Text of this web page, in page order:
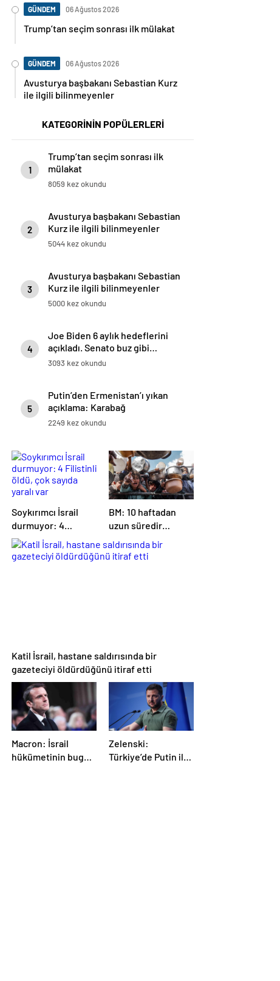
GÜNDEM 06 Ağustos 2026
Trump’tan seçim sonrası ilk mülakat
GÜNDEM 06 Ağustos 2026
Avusturya başbakanı Sebastian Kurz
ile ilgili bilinmeyenler
KATEGORİNİN POPÜLERLERİ
1
Trump’tan seçim sonrası ilk
mülakat
8059 kez okundu
2
Avusturya başbakanı Sebastian
Kurz ile ilgili bilinmeyenler
5044 kez okundu
3
Avusturya başbakanı Sebastian
Kurz ile ilgili bilinmeyenler
5000 kez okundu
4
Joe Biden 6 aylık hedeflerini
açıkladı. Senato buz gibi…
3093 kez okundu
5
Putin’den Ermenistan’ı yıkan
açıklama: Karabağ
Azerbaycan’ın ayrılmaz bir
2249 kez okundu
Soykırımcı İsrail
durmuyor: 4
Filistinli öldü, çok
sayıda yaralı var
BM: 10 haftadan
uzun süredir
Gazze’ye yiyecek,
ilaç, su, çadır
Katil İsrail, hastane saldırısında bir
gazeteciyi öldürdüğünü itiraf etti
Macron: İsrail
hükümetinin bugün
Zelenski:
Türkiye’de Putin ile